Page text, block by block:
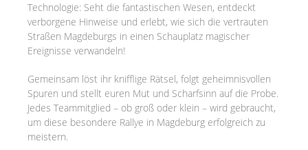
Technologie: Seht die fantastischen Wesen, entdeckt
verborgene Hinweise und erlebt, wie sich die vertrauten
Straßen Magdeburgs in einen Schauplatz magischer
Ereignisse verwandeln!
Gemeinsam löst ihr knifflige Rätsel, folgt geheimnisvollen
Spuren und stellt euren Mut und Scharfsinn auf die Probe.
Jedes Teammitglied – ob groß oder klein – wird gebraucht,
um diese besondere Rallye in Magdeburg erfolgreich zu
meistern.